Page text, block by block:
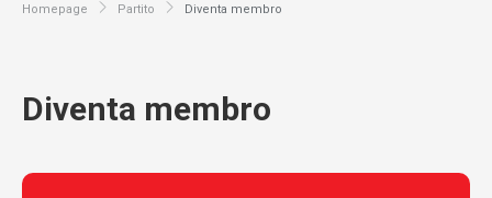
Homepage Partito Diventa membro
Diventa membro